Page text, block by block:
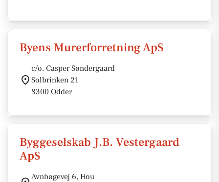
Byens Murerforretning ApS
c/o. Casper Søndergaard
Solbrinken 21
8300 Odder
Byggeselskab J.B. Vestergaard
ApS
Avnbøgevej 6, Hou